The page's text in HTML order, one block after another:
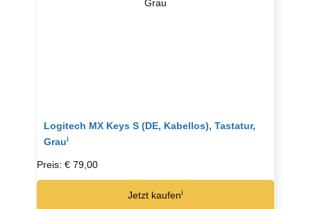
Logitech MX Keys S (DE, Kabellos), Tastatur,
Grauℹ︎
Preis: € 79,00
Jetzt kaufenℹ︎